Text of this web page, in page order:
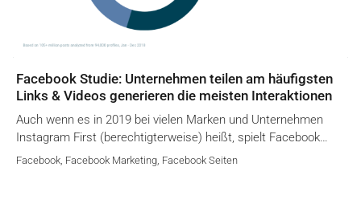
Facebook Studie: Unternehmen teilen am häufigsten
Links & Videos generieren die meisten Interaktionen
Auch wenn es in 2019 bei vielen Marken und Unternehmen
Instagram First (berechtigterweise) heißt, spielt Facebook…
Facebook Facebook Marketing Facebook Seiten